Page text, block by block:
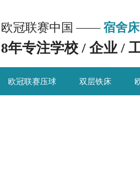
欧冠联赛中国 ——宿舍
8年专注学校 / 企业 /
欧冠联赛压球 双层铁床